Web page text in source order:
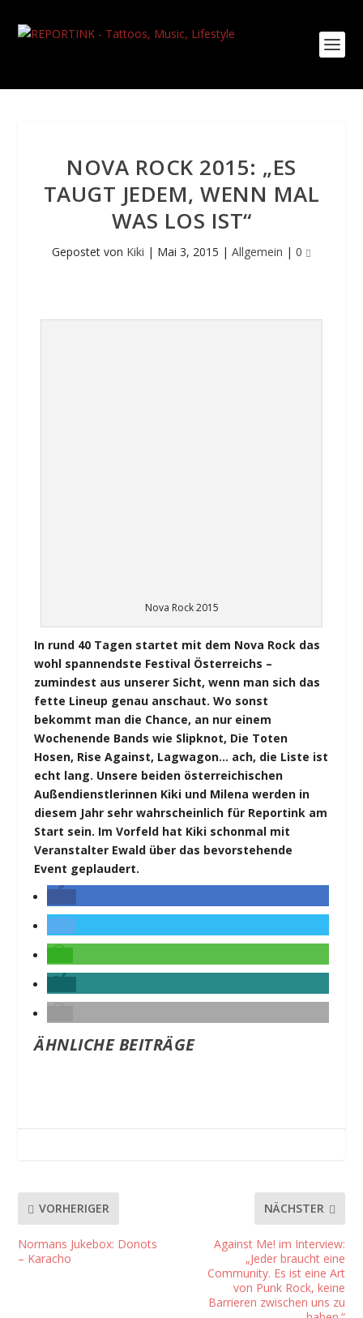
NOVA ROCK 2015: „ES
TAUGT JEDEM, WENN MAL
WAS LOS IST“
Gepostet von Kiki | Mai 3, 2015 | Allgemein | 0
Nova Rock 2015
In rund 40 Tagen startet mit dem Nova Rock das
wohl spannendste Festival Österreichs –
zumindest aus unserer Sicht, wenn man sich das
fette Lineup genau anschaut. Wo sonst
bekommt man die Chance, an nur einem
Wochenende Bands wie Slipknot, Die Toten
Hosen, Rise Against, Lagwagon… ach, die Liste ist
echt lang. Unsere beiden österreichischen
Außendienstlerinnen Kiki und Milena werden in
diesem Jahr sehr wahrscheinlich für Reportink am
Start sein. Im Vorfeld hat Kiki schonmal mit
Veranstalter Ewald über das bevorstehende
Event geplaudert.
ÄHNLICHE BEITRÄGE
VORHERIGER
Normans Jukebox: Donots
– Karacho
NÄCHSTER
Against Me! im Interview:
„Jeder braucht eine
Community. Es ist eine Art
von Punk Rock, keine
Barrieren zwischen uns zu